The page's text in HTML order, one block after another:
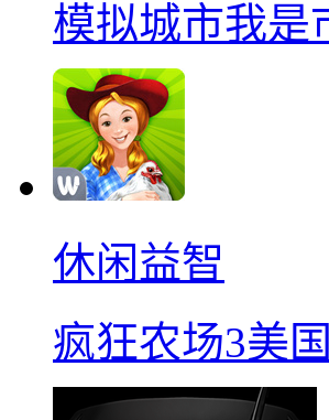
模拟城市我是
休闲益智
疯狂农场3美